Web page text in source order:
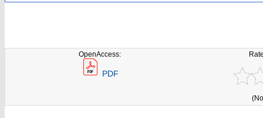
OpenAccess:
PDF